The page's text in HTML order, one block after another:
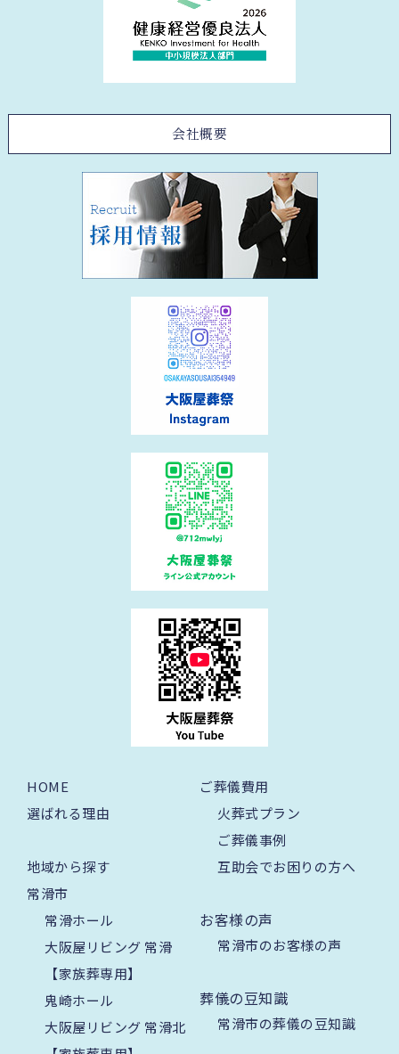
会社概要
HOME
選ばれる理由
地域から探す
常滑市
常滑ホール
大阪屋リビング 常滑
【家族葬専用】
鬼崎ホール
大阪屋リビング 常滑北
ご葬儀費用
火葬式プラン
ご葬儀事例
互助会でお困りの方へ
お客様の声
常滑市のお客様の声
葬儀の豆知識
常滑市の葬儀の豆知識